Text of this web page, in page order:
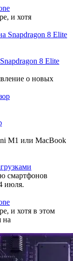
и хотя
8 Elite
о новых
M1 или MacBook
смартфонов
июля.
и хотя в этом
на